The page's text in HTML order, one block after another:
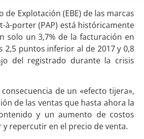
de Explotación (EBE) de las marcas
à-porter (PAP) está históricamente
solo un 3,7% de la facturación en
2,5 puntos inferior al de 2017 y 0,8
del registrado durante la crisis
de un «efecto tijera»,
de las ventas que hasta ahora la
y un aumento de costos
repercutir en el precio de venta.